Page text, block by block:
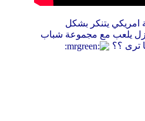
يتنكر بشكل
يلعب مع مجموعة شباب
ترى ؟؟